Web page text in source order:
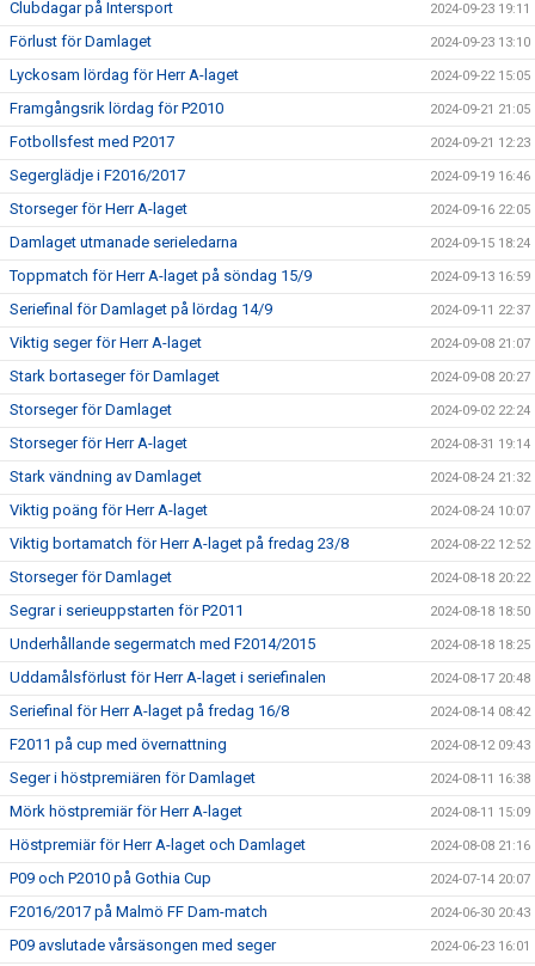
Clubdagar på Intersport 2024-09-23 19:11
Förlust för Damlaget 2024-09-23 13:10
Lyckosam lördag för Herr A-laget 2024-09-22 15:05
Framgångsrik lördag för P2010 2024-09-21 21:05
Fotbollsfest med P2017 2024-09-21 12:23
Segerglädje i F2016/2017 2024-09-19 16:46
Storseger för Herr A-laget 2024-09-16 22:05
Damlaget utmanade serieledarna 2024-09-15 18:24
Toppmatch för Herr A-laget på söndag 15/9 2024-09-13 16:59
Seriefinal för Damlaget på lördag 14/9 2024-09-11 22:37
Viktig seger för Herr A-laget 2024-09-08 21:07
Stark bortaseger för Damlaget 2024-09-08 20:27
Storseger för Damlaget 2024-09-02 22:24
Storseger för Herr A-laget 2024-08-31 19:14
Stark vändning av Damlaget 2024-08-24 21:32
Viktig poäng för Herr A-laget 2024-08-24 10:07
Viktig bortamatch för Herr A-laget på fredag 23/8 2024-08-22 12:52
Storseger för Damlaget 2024-08-18 20:22
Segrar i serieuppstarten för P2011 2024-08-18 18:50
Underhållande segermatch med F2014/2015 2024-08-18 18:25
Uddamålsförlust för Herr A-laget i seriefinalen 2024-08-17 20:48
Seriefinal för Herr A-laget på fredag 16/8 2024-08-14 08:42
F2011 på cup med övernattning 2024-08-12 09:43
Seger i höstpremiären för Damlaget 2024-08-11 16:38
Mörk höstpremiär för Herr A-laget 2024-08-11 15:09
Höstpremiär för Herr A-laget och Damlaget 2024-08-08 21:16
P09 och P2010 på Gothia Cup 2024-07-14 20:07
F2016/2017 på Malmö FF Dam-match 2024-06-30 20:43
P09 avslutade vårsäsongen med seger 2024-06-23 16:01